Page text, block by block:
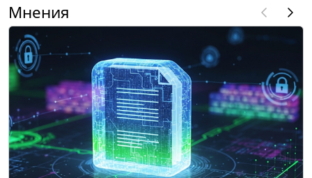
Мнения